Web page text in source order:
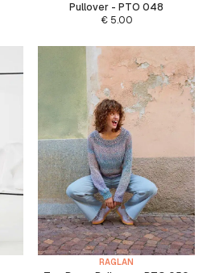
Pullover - PTO 048
€5.00
RAGLAN